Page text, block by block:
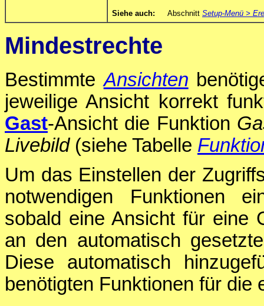
Siehe auch: Abschnitt Setup-Menü >
Mindestrechte
BestimmteAnsichten
jeweilige Ansicht korrekt
Gast-Ansicht die Funktion
Livebild(siehe Tabelle
Um das Einstellen der
notwendigen Funktionen
sobald eine Ansicht für eine
an den automatisch
Diese automatisch
benötigten Funktionen für die